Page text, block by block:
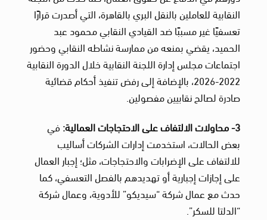
النقابية للعاملين بالنقل البري بالقاهرة، التي أصدرت قرارًا
تعسفيًا غير مسببًا ضد القيادي النقابي محمود عبد
الحميد، يقضي بمنعه من ممارسة نشاطه النقابي وحضور
اجتماعات مجلس إدارة اللجنة النقابية خلال الدورة النقابية
2022-2026، بالإضافة إلى رفض تنفيذ أحكام قضائية
صادرة لصالح نقابيين مفصولين.
3- محاولات الالتفاف على الاحتجاجات العمالية:
في
بعض الحالات، استخدمت إدارات الشركات أساليب
للالتفاف على الإضرابات والاحتجاجات، مثل؛ إجبار العمال
على إجازات إجبارية أو تهديدهم بالفصل التعسفي، كما
حدث مع عمال شركة “سيديكو” للأدوية، وعمال شركة
“الدلتا للسكر”.